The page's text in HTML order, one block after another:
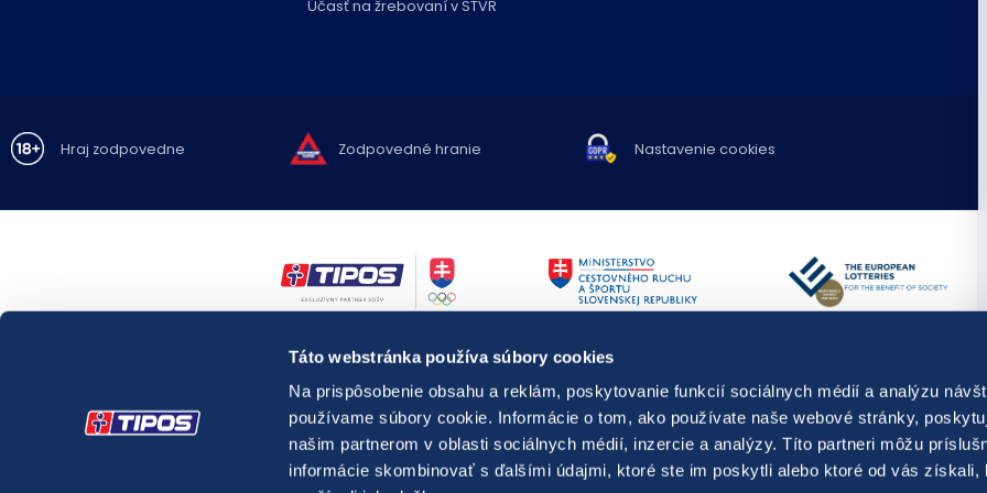
Táto webstránka používa súbory cookies
Na prispôsobenie obsahu a reklám, poskytovanie funkcií sociálnych médií a analýzu
používame súbory cookie. Informácie o tom, ako používate naše webové stránky,
našim partnerom v oblasti sociálnych médií, inzercie a analýzy. Títo partneri môžu
informácie skombinovať s ďalšími údajmi, ktoré ste im poskytli alebo ktoré od vás získali,
Účasť na žrebovaní v STVR
Hraj zodpovedne Zodpovedné hranie Nastavenie cookies
Zákaz hrania hazardných hier osobám mladším ako 18 rokov.
Hazardné hry predstavujú riziko vysokých finančných strát.
Nadmerné hranie prináša so sebou možnézdravotné riziká.
V prípade potreby môžete kontaktovať Linku pomoci pre problémy s hraním,resp. kontaktovať
relevantnúšpecializovanú zdravotnícku inštitúciu pôsobiacu v oblasti prevencie, diagnostiky a liečby
látkových a nelátkových závislostí.
správcu registra vylúčených osôb.
TIPOS využíva spravodajstvo a
Publikovanie alebo ďalšie šírenie
predchádzajúceho písomného
Diela odvysielané v rámci
dielami.
© Copyright 2026 TIPOS,